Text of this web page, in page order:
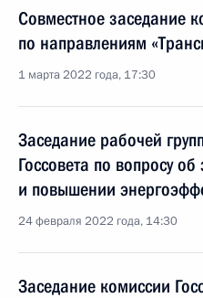
Совместное заседание
по направлениям
1 марта 2022 года, 17:30
Заседание рабочей
Госсовета по вопросу
и повышении
24 февраля 2022 года, 14:30
Заседание комиссии